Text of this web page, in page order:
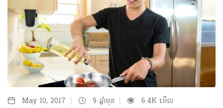
May 10, 2017 | 9 ឆ្នាំមុន | 6.4K មើល